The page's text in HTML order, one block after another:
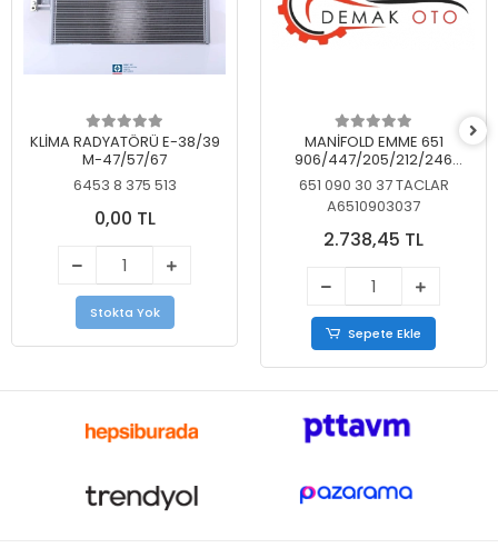
KLİMA RADYATÖRÜ E-38/39
M-47/57/67
6453 8 375 513
0,00 TL
Stokta Yok
MANİFOLD EMME 651
906/447/205/212/246
KELEBEKSİZ
651 090 30 37 TACLAR
A6510903037
2.738,45 TL
Sepete Ekle